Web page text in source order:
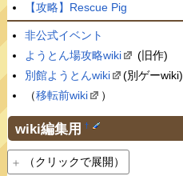
【攻略】Rescue Pig
非公式イベント
ようとん場攻略wiki
(旧作)
別館ようとんwiki
(別ゲーwiki)
（移転前wiki ）
wiki編集用 †
（クリックで展開）